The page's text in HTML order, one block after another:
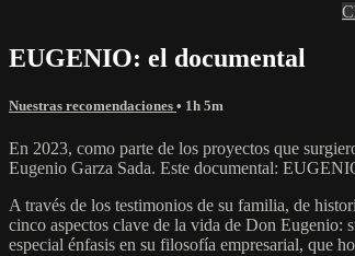
EUGENIO: el documental
Nuestras recomendaciones • 1h 5m
En 2023, como parte de los proyectos que
Eugenio Garza Sada. Este documental:
A través de los testimonios de su familia, de
cinco aspectos clave de la vida de Don Eugenio:
especial énfasis en su filosofía empresarial, que